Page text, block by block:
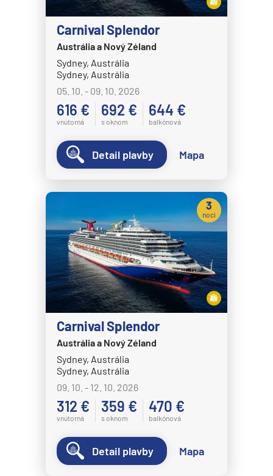
Carnival Splendor
Austrália a Nový Zéland
Sydney, Austrália
Sydney, Austrália
05. 10. - 09. 10. 2026
616 €
vnútorná
692 €
s oknom
644 €
balkónová
Detail plavby Mapa
Carnival Splendor
Austrália a Nový Zéland
Sydney, Austrália
Sydney, Austrália
09. 10. - 12. 10. 2026
312 €
vnútorná
359 €
s oknom
470 €
balkónová
3
noci
Detail plavby Mapa